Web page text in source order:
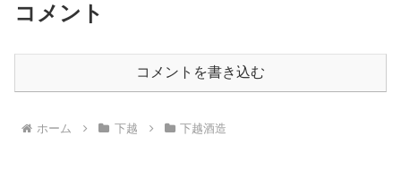
コメント
コメントを書き込む
ホーム 下越 下越酒造